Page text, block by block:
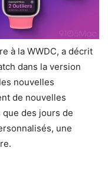
à la WWDC, a décrit
dans la version
nouvelles
de nouvelles
des jours de
une